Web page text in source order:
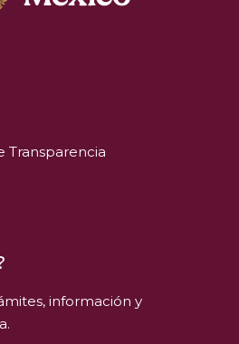
Transparencia
información y